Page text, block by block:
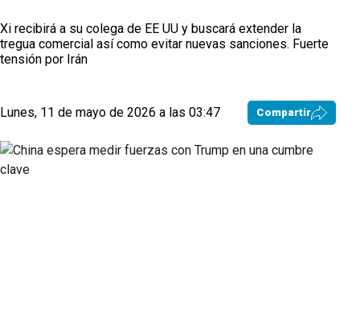
Xi recibirá a su colega de EE UU y buscará extender la
tregua comercial así como evitar nuevas sanciones. Fuerte
tensión por Irán
Lunes, 11 de mayo de 2026 a las 03:47 Compartir